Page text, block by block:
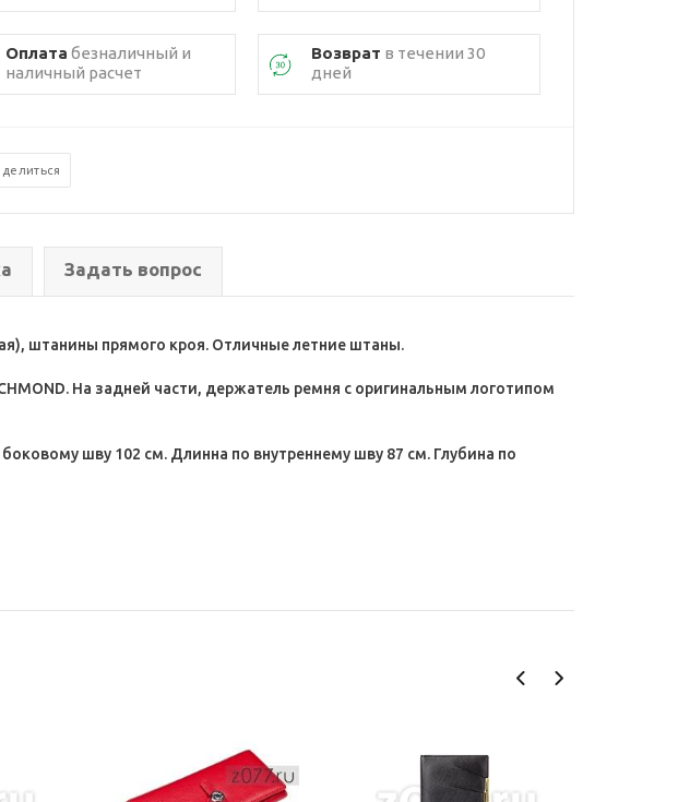
Оплата безналичный и
наличный расчет
Возврат в течении 30
дней
Задать вопрос
штанины прямого кроя. Отличные летние штаны.
На задней части, держатель ремня с оригинальным логотипом
шву 102 см. Длинна по внутреннему шву 87 см. Глубина по